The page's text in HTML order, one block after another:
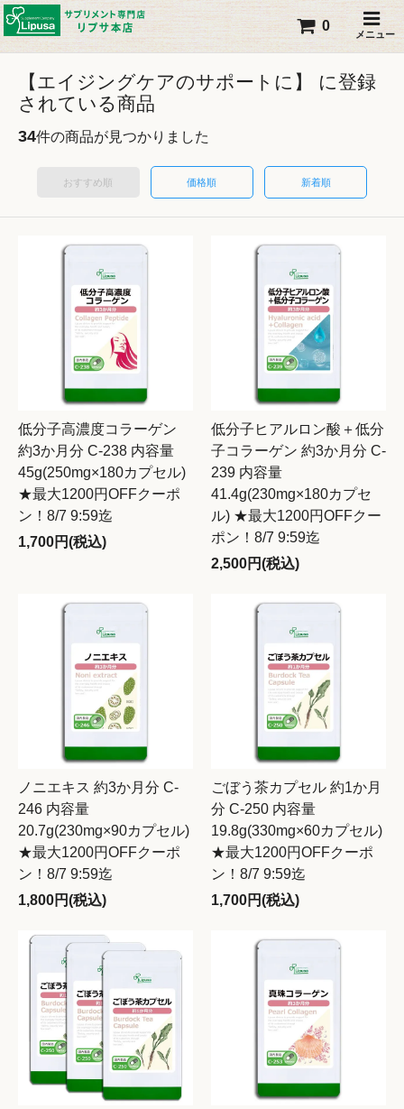
メニュー
0
【エイジングケアのサポートに】 に登録
されている商品
34件の商品が見つかりました
おすすめ順 価格順 新着順
低分子高濃度コラーゲン
約3か月分 C-238 内容量
45g(250mg×180カプセル)
★最大1200円OFFクーポ
ン！8/7 9:59迄
1,700円(税込)
低分子ヒアルロン酸＋低分
子コラーゲン 約3か月分 C-
239 内容量
41.4g(230mg×180カプセ
ル) ★最大1200円OFFクー
ポン！8/7 9:59迄
2,500円(税込)
ノニエキス 約3か月分 C-
246 内容量
20.7g(230mg×90カプセル)
★最大1200円OFFクーポ
ン！8/7 9:59迄
1,800円(税込)
ごぼう茶カプセル 約1か月
分 C-250 内容量
19.8g(330mg×60カプセル)
★最大1200円OFFクーポ
ン！8/7 9:59迄
1,700円(税込)